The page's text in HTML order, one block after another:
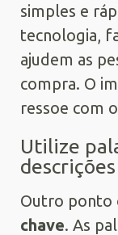
simples e
tecnologia,
ajudem as
compra. O
ressoe com
Utilize
descrições
Outro ponto
chave. As